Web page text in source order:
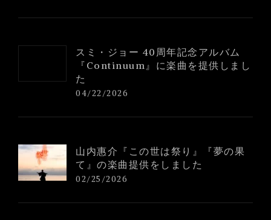
スミ・ジョー 40周年記念アルバム
『Continuum』に楽曲を提供しまし
た
04/22/2026
山内惠介『この世は祭り』『夢の果
て』の楽曲提供をしました
02/25/2026